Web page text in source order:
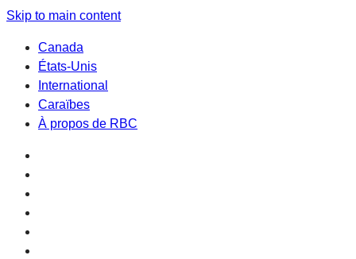
Skip to main content
Canada
États-Unis
International
Caraïbes
À propos de RBC